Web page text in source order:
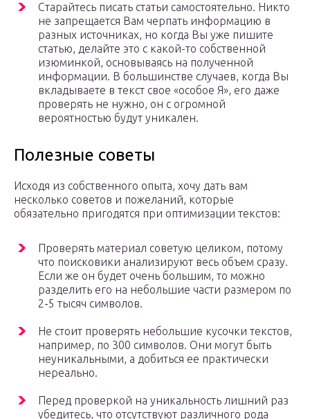
Старайтесь писать статьи самостоятельно. Никто
не запрещается Вам черпать информацию в
разных источниках, но когда Вы уже пишите
статью, делайте это с какой-то собственной
изюминкой, основываясь на полученной
информации. В большинстве случаев, когда Вы
вкладываете в текст свое «особое Я», его даже
проверять не нужно, он с огромной
вероятностью будут уникален.
Полезные советы
Исходя из собственного опыта, хочу дать вам
несколько советов и пожеланий, которые
обязательно пригодятся при оптимизации текстов:
Проверять материал советую целиком, потому
что поисковики анализируют весь объем сразу.
Если же он будет очень большим, то можно
разделить его на небольшие части размером по
2-5 тысяч символов.
Не стоит проверять небольшие кусочки текстов,
например, по 300 символов. Они могут быть
неуникальными, а добиться ее практически
нереально.
Перед проверкой на уникальность лишний раз
убедитесь, что отсутствуют различного рода